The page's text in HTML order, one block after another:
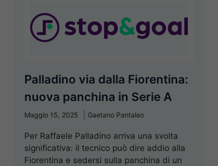
Palladino via dalla Fiorentina:
nuova panchina in Serie A
Maggio 15, 2025 Gaetano Pantaleo
Per Raffaele Palladino arriva una svolta
significativa: il tecnico può dire addio alla
Fiorentina e sedersi sulla panchina di un